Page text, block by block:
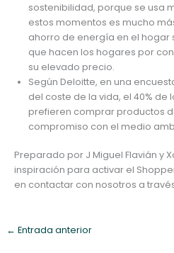
sostenibilidad, porque se usa
estos momentos es mucho
ahorro de energía en el hogar
que hacen los hogares por
su elevado precio.
Según Deloitte, en una
del coste de la vida, el 40% de
prefieren comprar productos
compromiso con el medio
Preparado por J Miguel Flavián y
inspiración para activar el
en contactar con nosotros a
← Entrada anterior